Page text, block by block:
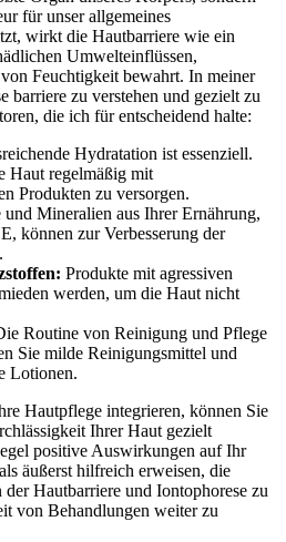
für unser allgemeines
wirkt die Hautbarriere wie ein
Umwelteinflüssen,
Feuchtigkeit bewahrt. In meiner
barriere zu verstehen ⁣und gezielt zu
die ich für entscheidend halte:
Hydratation ist ​essenziell.
Haut regelmäßig mit
‍Produkten zu versorgen.
und Mineralien⁢ aus Ihrer Ernährung,
können zur Verbesserung der
Produkte mit​ agressiven⁢
werden, um die Haut nicht
Routine​ von Reinigung und Pflege⁢
Sie milde Reinigungsmittel und
Lotionen.
Hautpflege integrieren, können Sie
Ihrer Haut gezielt
positive Auswirkungen auf Ihr
äußerst hilfreich⁢ erweisen, die
Hautbarriere und Iontophorese zu
von Behandlungen weiter zu